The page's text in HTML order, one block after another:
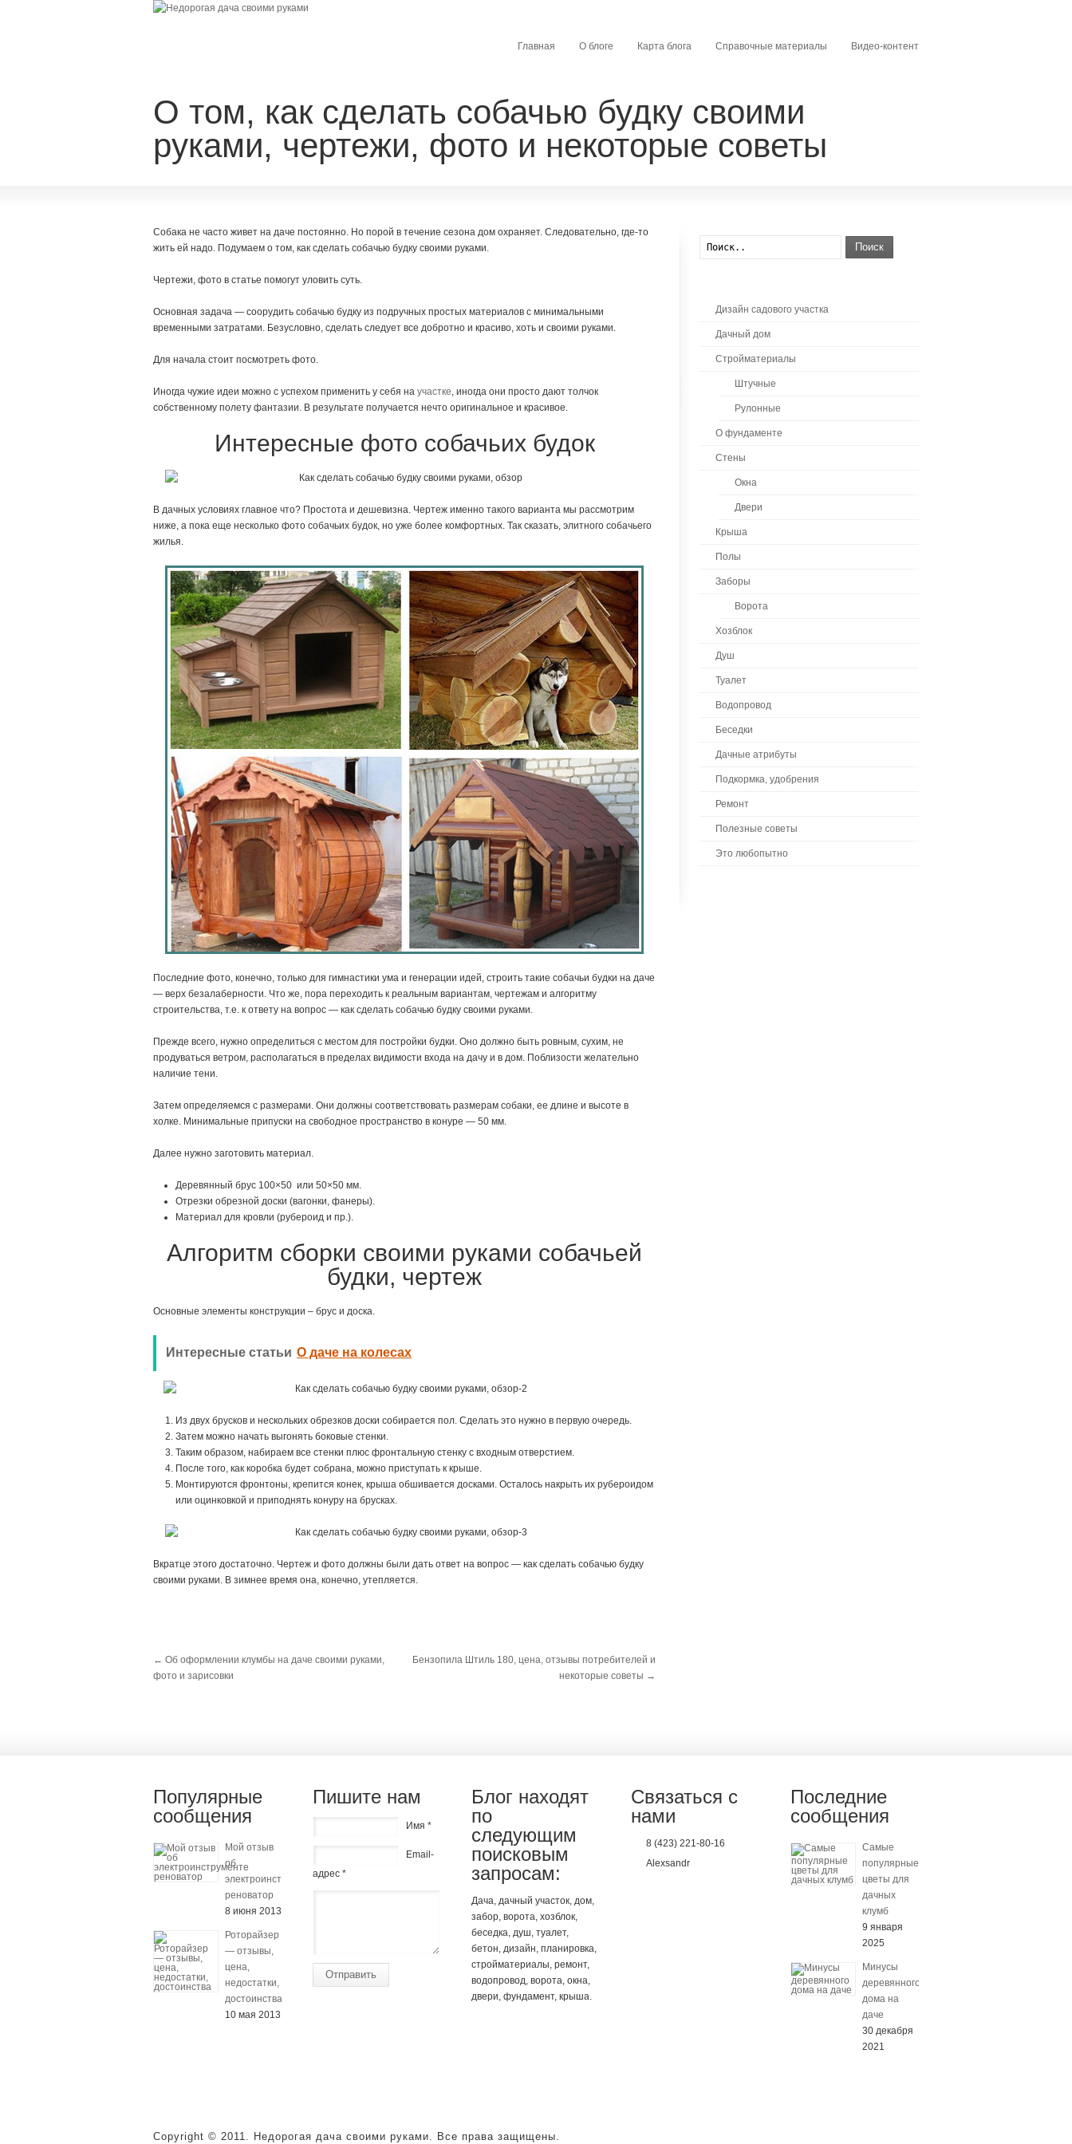
Главная О блоге Карта блога Справочные материалы Видео-контент
О том, как сделать собачью будку своими
руками, чертежи, фото и некоторые советы
Собака не часто живет на даче постоянно. Но порой в течение сезона дом охраняет. Следовательно, где-то
жить ей надо. Подумаем о том, как сделать собачью будку своими руками.
Чертежи, фото в статье помогут уловить суть.
Основная задача — соорудить собачью будку из подручных простых материалов с минимальными
временными затратами. Безусловно, сделать следует все добротно и красиво, хоть и своими руками.
Для начала стоит посмотреть фото.
Иногда чужие идеи можно с успехом применить у себя на участке, иногда они просто дают толчок
собственному полету фантазии. В результате получается нечто оригинальное и красивое.
Интересные фото собачьих будок
В дачных условиях главное что? Простота и дешевизна. Чертеж именно такого варианта мы рассмотрим
ниже, а пока еще несколько фото собачьих будок, но уже более комфортных. Так сказать, элитного собачьего
жилья.
Последние фото, конечно, только для гимнастики ума и генерации идей, строить такие собачьи будки на даче
— верх безалаберности. Что же, пора переходить к реальным вариантам, чертежам и алгоритму
строительства, т.е. к ответу на вопрос — как сделать собачью будку своими руками.
Прежде всего, нужно определиться с местом для постройки будки. Оно должно быть ровным, сухим, не
продуваться ветром, располагаться в пределах видимости входа на дачу и в дом. Поблизости желательно
наличие тени.
Затем определяемся с размерами. Они должны соответствовать размерам собаки, ее длине и высоте в
холке. Минимальные припуски на свободное пространство в конуре — 50 мм.
Далее нужно заготовить материал.
Деревянный брус 100×50 или 50×50 мм.
Отрезки обрезной доски (вагонки, фанеры).
Материал для кровли (рубероид и пр.).
Алгоритм сборки своими руками собачьей
будки, чертеж
Основные элементы конструкции – брус и доска.
Интересные статьи О даче на колесах
Из двух брусков и нескольких обрезков доски собирается пол. Сделать это нужно в первую очередь.
Затем можно начать выгонять боковые стенки.
Таким образом, набираем все стенки плюс фронтальную стенку с входным отверстием.
После того, как коробка будет собрана, можно приступать к крыше.
Монтируются фронтоны, крепится конек, крыша обшивается досками. Осталось накрыть их рубероидом
или оцинковкой и приподнять конуру на брусках.
Вкратце этого достаточно. Чертеж и фото должны были дать ответ на вопрос — как сделать собачью будку
своими руками. В зимнее время она, конечно, утепляется.
← Об оформлении клумбы на даче своими руками,
фото и зарисовки
Бензопила Штиль 180, цена, отзывы потребителей и
некоторые советы →
Поиск
Дизайн садового участка
Дачный дом
Стройматериалы
Штучные
Рулонные
О фундаменте
Стены
Окна
Двери
Крыша
Полы
Заборы
Ворота
Хозблок
Душ
Туалет
Водопровод
Беседки
Дачные атрибуты
Подкормка, удобрения
Ремонт
Полезные советы
Это любопытно
Популярные
сообщения
Мой отзыв
об
электроинструменте
реноватор
8 июня 2013
Роторайзер
— отзывы,
цена,
недостатки,
достоинства
10 мая 2013
Пишите нам
Имя *
Email-
адрес *
Отправить
Блог находят
по
следующим
поисковым
запросам:
Дача, дачный участок, дом,
забор, ворота, хозблок,
беседка, душ, туалет,
бетон, дизайн, планировка,
стройматериалы, ремонт,
водопровод, ворота, окна,
двери, фундамент, крыша.
Связаться с
нами
8 (423) 221-80-16
Alexsandr
Последние
сообщения
Самые
популярные
цветы для
дачных
клумб
9 января
2025
Минусы
деревянного
дома на
даче
30 декабря
2021
Copyright © 2011. Недорогая дача своими руками. Все права защищены.